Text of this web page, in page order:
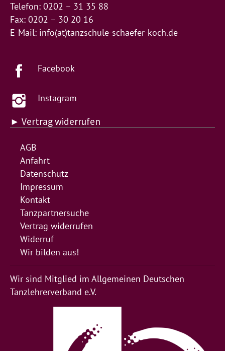
Telefon: 0202 – 31 35 88
Fax: 0202 – 30 20 16
E-Mail: info(at)tanzschule-schaefer-koch.de
Facebook
Instagram
► Vertrag widerrufen
AGB
Anfahrt
Datenschutz
Impressum
Kontakt
Tanzpartnersuche
Vertrag widerrufen
Widerruf
Wir bilden aus!
Wir sind Mitglied im Allgemeinen Deutschen
Tanzlehrerverband e.V.